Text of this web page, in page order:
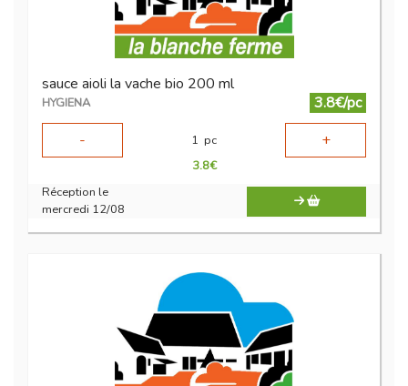
sauce aioli la vache bio 200 ml
HYGIENA
3.8€/pc
-
1 pc +
3.8€
Réception le
mercredi 12/08